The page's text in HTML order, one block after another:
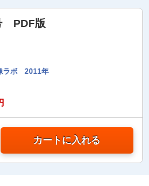
PDF版
ラボ 2011年
カートに入れる